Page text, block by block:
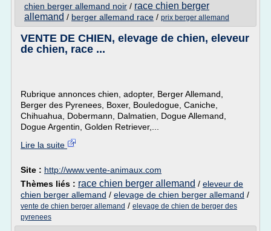
chien berger allemand noir / race chien berger
allemand / berger allemand race / prix berger allemand
VENTE DE CHIEN, elevage de chien, eleveur
de chien, race ...
Rubrique annonces chien, adopter, Berger Allemand,
Berger des Pyrenees, Boxer, Bouledogue, Caniche,
Chihuahua, Dobermann, Dalmatien, Dogue Allemand,
Dogue Argentin, Golden Retriever,...
Lire la suite
Site : http://www.vente-animaux.com
Thèmes liés : race chien berger allemand / eleveur de
chien berger allemand / elevage de chien berger allemand /
vente de chien berger allemand / elevage de chien de berger des
pyrenees